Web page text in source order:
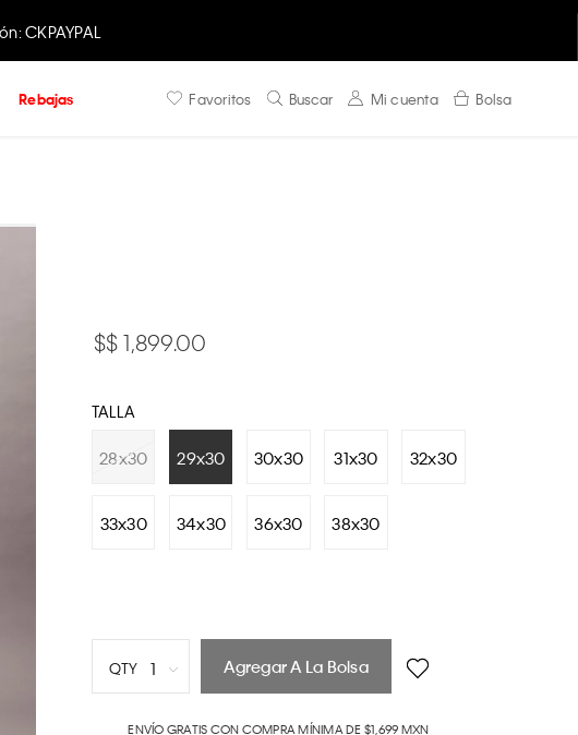
CKPAYPAL
Favoritos Buscar Mi cuenta Bolsa
Rebajas
$ 1,899.00
TALLA
28x30 29x30 30x30 31x30 32x30
33x30 34x30 36x30 38x30
QTY 1 Agregar A La Bolsa
ENVÍO GRATIS CON COMPRA MÍNIMA DE $1,699 MXN